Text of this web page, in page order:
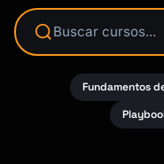
Buscar cursos...
Fundamentos